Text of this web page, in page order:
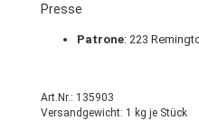
Presse
Patrone: 223
Art.Nr.: 135903
Versandgewicht: 1 kg je Stück